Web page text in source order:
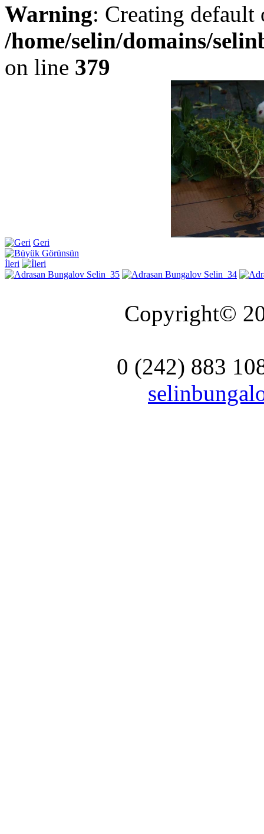
Warning: Creating
/home/selin/domains/
on line 379
Geri
İleri
Copyright©
0 (242) 883